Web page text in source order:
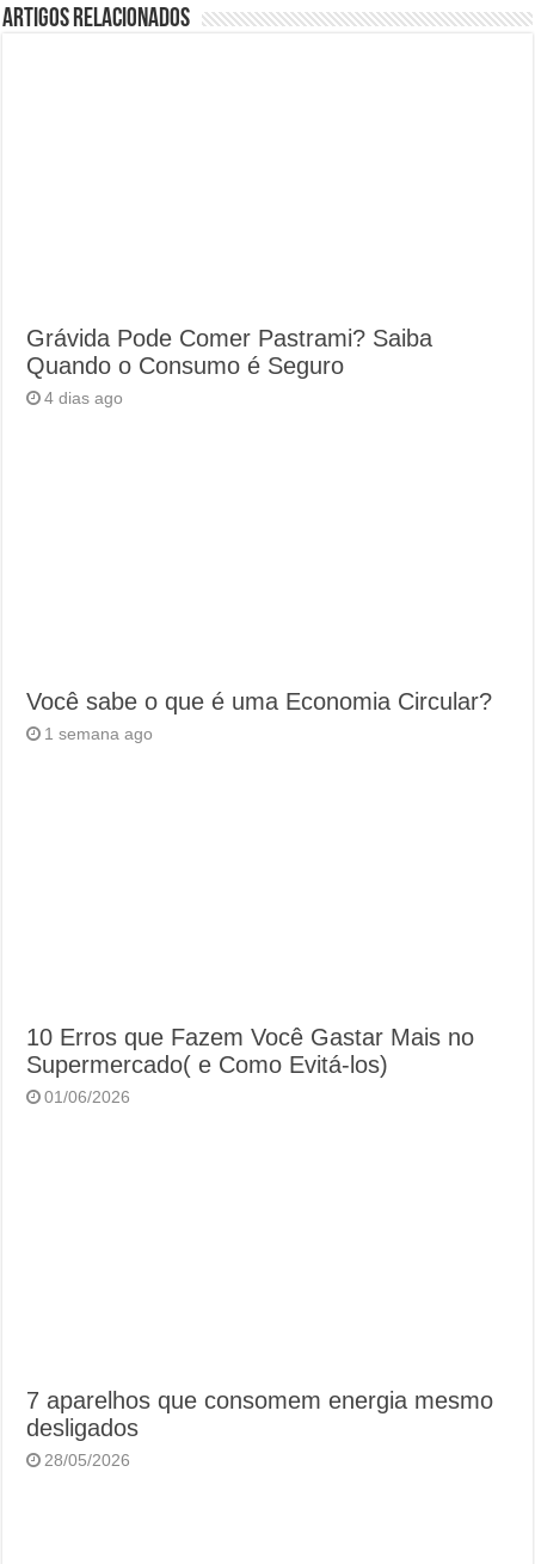
Artigos Relacionados
Grávida Pode Comer Pastrami? Saiba
Quando o Consumo é Seguro
4 dias ago
Você sabe o que é uma Economia Circular?
1 semana ago
10 Erros que Fazem Você Gastar Mais no
Supermercado( e Como Evitá-los)
01/06/2026
7 aparelhos que consomem energia mesmo
desligados
28/05/2026